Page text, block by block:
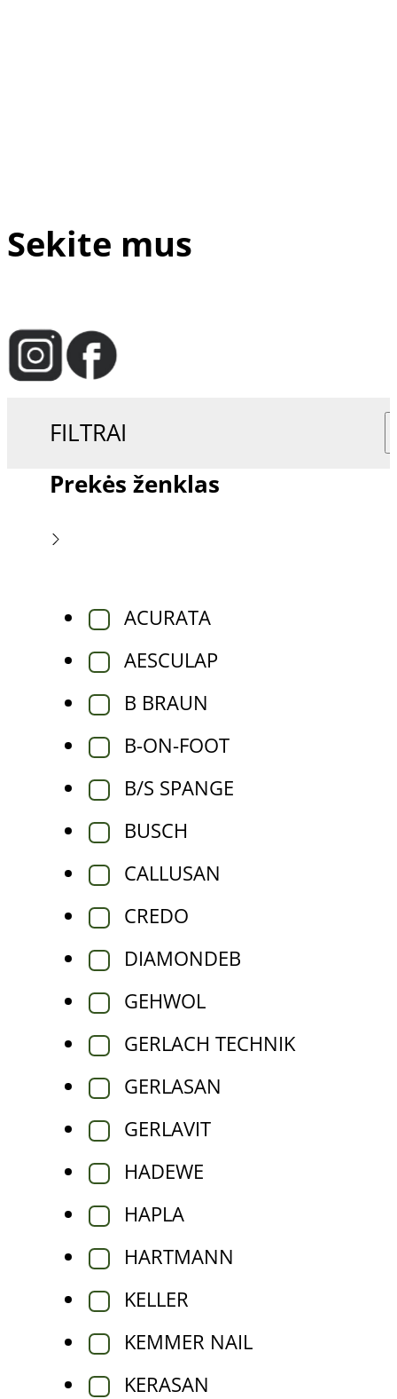
Sekite mus
FILTRAI
Prekės ženklas
ACURATA
AESCULAP
B BRAUN
B-ON-FOOT
B/S SPANGE
BUSCH
CALLUSAN
CREDO
DIAMONDEB
GEHWOL
GERLACH TECHNIK
GERLASAN
GERLAVIT
HADEWE
HAPLA
HARTMANN
KELLER
KEMMER NAIL
KERASAN